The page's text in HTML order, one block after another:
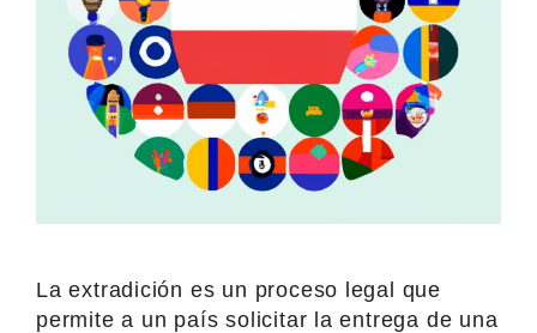
La extradición es un proceso legal que
permite a un país solicitar la entrega de una